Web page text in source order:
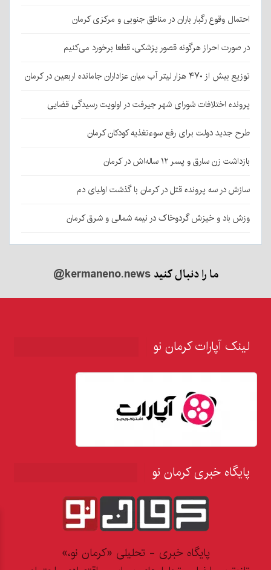
احتمال وقوع رگبار باران در مناطق جنوبی و مرکزی کرمان
در صورت احراز هرگونه قصور پزشکی، قطعا برخورد می‌کنیم
توزیع بیش از ۴۷۰ هزار لیتر آب میان عزاداران جامانده اربعین در کرمان
پرونده اختلافات شورای شهر جیرفت در اولویت رسیدگی قضایی
طرح جدید دولت برای رفع سوءتغذیه کودکان کرمان
بازداشت زن سارق و پسر ۱۲ ساله‌اش در کرمان
سازش در سه پرونده قتل در کرمان با گذشت اولیای دم
وزش باد و خیزش گردوخاک در نیمه شمالی و شرق کرمان
ما را دنبال کنید@kermaneno.news
لینک آپارات کرمان نو
پایگاه خبری کرمان نو
پایگاه خبری - تحلیلی «کرمان نو،»